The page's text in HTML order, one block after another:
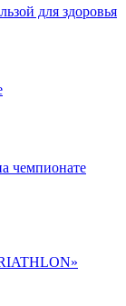
для здоровья
чемпионате